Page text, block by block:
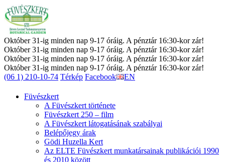
Október 31-ig minden nap 9-17 óráig. A pénztár 16:30-kor zár!
Október 31-ig minden nap 9-17 óráig. A pénztár 16:30-kor zár!
Október 31-ig minden nap 9-17 óráig. A pénztár 16:30-kor zár!
Október 31-ig minden nap 9-17 óráig. A pénztár 16:30-kor zár!
(06 1) 210-10-74 Térkép Facebook EN
Füvészkert
A Füvészkert története
Füvészkert 250 – film
A Füvészkert látogatásának szabályai
Belépőjegy árak
Gödi Huzella Kert
Az ELTE Füvészkert munkatársainak publikációi 1990
és 2010 között